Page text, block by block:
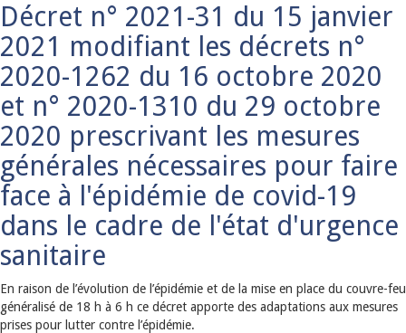
Décret n° 2021-31 du 15 janvier
2021 modifiant les décrets n°
2020-1262 du 16 octobre 2020
et n° 2020-1310 du 29 octobre
2020 prescrivant les mesures
générales nécessaires pour faire
face à l'épidémie de covid-19
dans le cadre de l'état d'urgence
sanitaire
En raison de l’évolution de l’épidémie et de la mise en place du couvre-feu
généralisé de 18 h à 6 h ce décret apporte des adaptations aux mesures
prises pour lutter contre l’épidémie.